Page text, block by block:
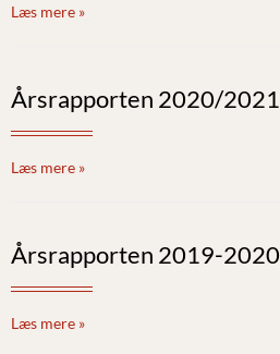
Læs mere »
Årsrapporten 2020/2021
Læs mere »
Årsrapporten 2019-2020
Læs mere »